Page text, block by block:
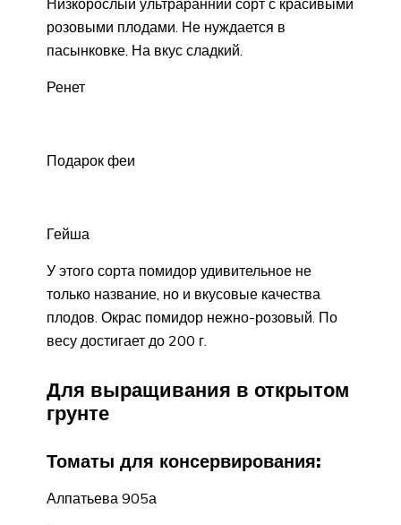
Низкорослый ультраранний сорт с красивыми
розовыми плодами. Не нуждается в
пасынковке. На вкус сладкий.
Ренет
Подарок феи
Гейша
У этого сорта помидор удивительное не
только название, но и вкусовые качества
плодов. Окрас помидор нежно-розовый. По
весу достигает до 200 г.
Для выращивания в открытом
грунте
Томаты для консервирования:
Алпатьева 905а